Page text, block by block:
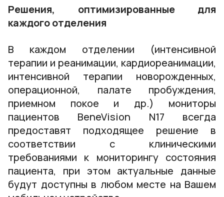
Решения, оптимизированные для
каждого отделения
В каждом отделении (интенсивной
терапии и реанимации, кардиореанимации,
интенсивной терапии новорожденных,
операционной, палате пробуждения,
приемном покое и др.) мониторы
пациентов BeneVision N17 всегда
предоставят подходящее решение в
соответствии с клиническими
требованиями к мониторингу состояния
пациента, при этом актуальные данные
будут доступны в любом месте на Вашем